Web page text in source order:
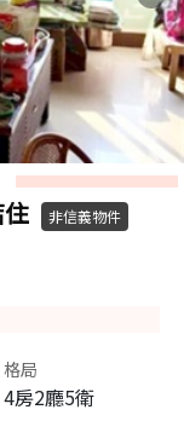
非信義物件
格局
4房2廳5衛